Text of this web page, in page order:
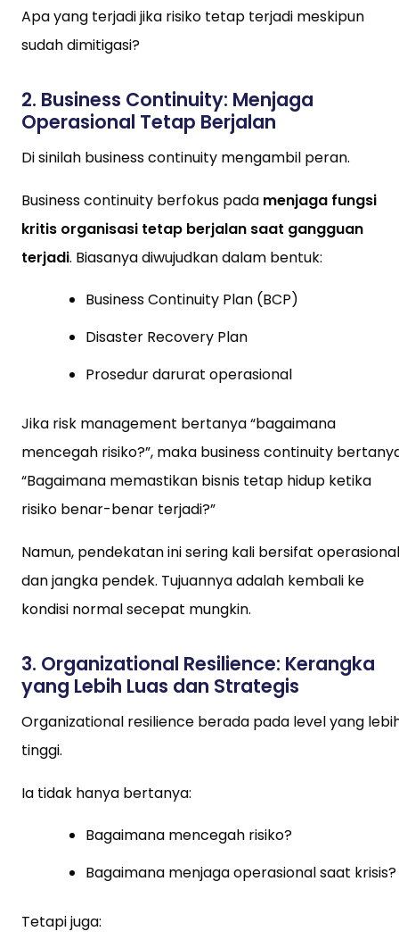
Apa yang terjadi jika risiko tetap terjadi meskipun
sudah dimitigasi?
2. Business Continuity: Menjaga
Operasional Tetap Berjalan
Di sinilah business continuity mengambil peran.
Business continuity berfokus pada menjaga fungsi
kritis organisasi tetap berjalan saat gangguan
terjadi. Biasanya diwujudkan dalam bentuk:
Business Continuity Plan (BCP)
Disaster Recovery Plan
Prosedur darurat operasional
Jika risk management bertanya “bagaimana
mencegah risiko?”, maka business continuity
“Bagaimana memastikan bisnis tetap hidup ketika
risiko benar-benar terjadi?”
Namun, pendekatan ini sering kali bersifat operasional
dan jangka pendek. Tujuannya adalah kembali ke
kondisi normal secepat mungkin.
3. Organizational Resilience: Kerangka
yang Lebih Luas dan Strategis
Organizational resilience berada pada level yang
tinggi.
Ia tidak hanya bertanya:
Bagaimana mencegah risiko?
Bagaimana menjaga operasional saat krisis?
Tetapi juga: